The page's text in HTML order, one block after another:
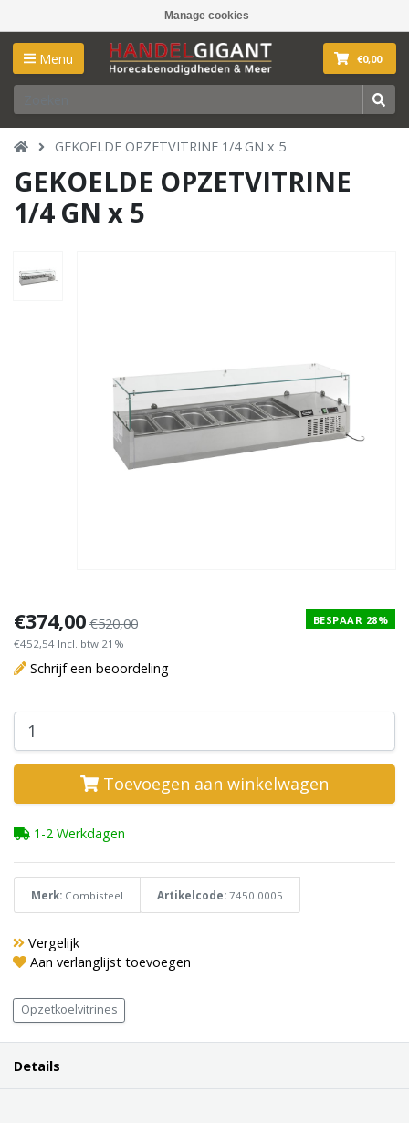
Manage cookies
Menu €0,00
GEKOELDE OPZETVITRINE 1/4 GN x 5
GEKOELDE OPZETVITRINE
1/4 GN x 5
€374,00 €520,00
€452,54 Incl. btw 21%
BESPAAR 28%
Schrijf een beoordeling
Toevoegen aan winkelwagen
1-2 Werkdagen
Merk: Combisteel Artikelcode: 7450.0005
Vergelijk
Aan verlanglijst toevoegen
Opzetkoelvitrines
Details